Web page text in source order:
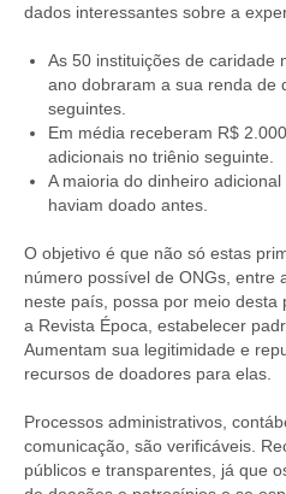
dados interessantes sobre a
As 50 instituições de caridade
ano dobraram a sua renda de
seguintes.
Em média receberam R$
adicionais no triênio seguinte.
A maioria do dinheiro
haviam doado antes.
O objetivo é que não só estas
número possível de ONGs, entre
neste país, possa por meio desta
a Revista Época, estabelecer
Aumentam sua legitimidade e
recursos de doadores para elas.
Processos administrativos,
comunicação, são verificáveis.
públicos e transparentes, já que